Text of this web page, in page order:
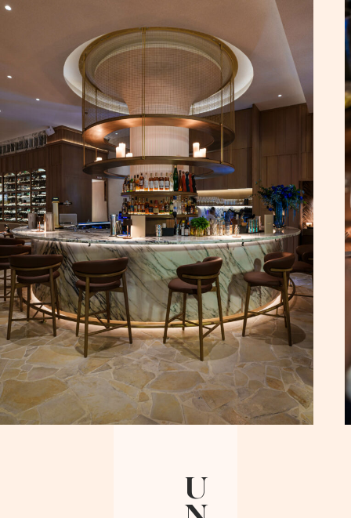
producto.
Ahí es
donde un
plato
adquiere
identidad
propia y
emociona
a quien lo
disfruta.”
U
N